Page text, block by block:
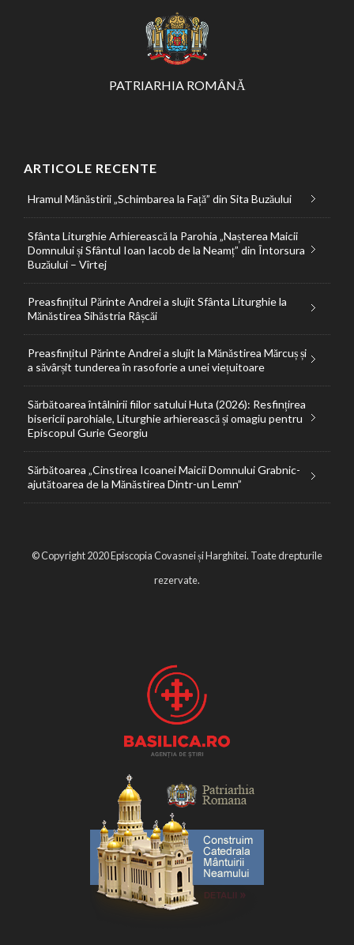
PATRIARHIA ROMÂNĂ
ARTICOLE RECENTE
Hramul Mănăstirii „Schimbarea la Față” din Sita Buzăului
Sfânta Liturghie Arhierească la Parohia „Nașterea Maicii
Domnului și Sfântul Ioan Iacob de la Neamț” din Întorsura
Buzăului – Vîrtej
Preasfințitul Părinte Andrei a slujit Sfânta Liturghie la
Mănăstirea Sihăstria Râșcăi
Preasfințitul Părinte Andrei a slujit la Mănăstirea Mărcuș și
a săvârșit tunderea în rasoforie a unei viețuitoare
Sărbătoarea întâlnirii fiilor satului Huta (2026): Resfințirea
bisericii parohiale, Liturghie arhierească și omagiu pentru
Episcopul Gurie Georgiu
Sărbătoarea „Cinstirea Icoanei Maicii Domnului Grabnic-
ajutătoarea de la Mănăstirea Dintr-un Lemn”
© Copyright 2020 Episcopia Covasnei și Harghitei. Toate drepturile
rezervate.